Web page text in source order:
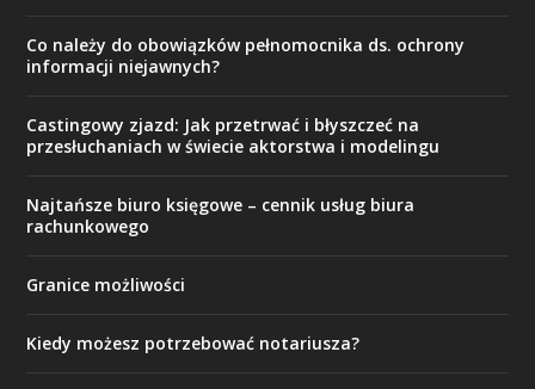
Co należy do obowiązków pełnomocnika ds. ochrony
informacji niejawnych?
Castingowy zjazd: Jak przetrwać i błyszczeć na
przesłuchaniach w świecie aktorstwa i modelingu
Najtańsze biuro księgowe – cennik usług biura
rachunkowego
Granice możliwości
Kiedy możesz potrzebować notariusza?